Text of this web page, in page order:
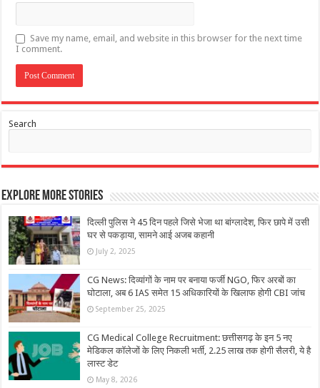
Save my name, email, and website in this browser for the next time
I comment.
Search
Explore More Stories
दिल्ली पुलिस ने 45 दिन पहले जिसे भेजा था बांग्लादेश, फिर छापे में उसी
घर से पकड़ाया, सामने आई अजब कहानी
July 2, 2025
CG News: दिव्यांगों के नाम पर बनाया फर्जी NGO, फिर अरबों का
घोटाला, अब 6 IAS समेत 15 अधिकारियों के खिलाफ होगी CBI जांच
September 25, 2025
CG Medical College Recruitment: छत्तीसगढ़ के इन 5 नए
मेडिकल कॉलेजों के लिए निकली भर्ती, 2.25 लाख तक होगी सैलरी, ये है
लास्ट डेट
May 8, 2026